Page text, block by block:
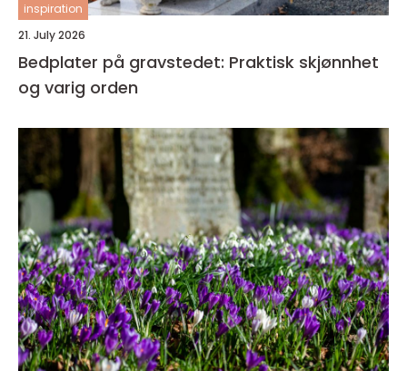
inspiration
21. July 2026
Bedplater på gravstedet: Praktisk skjønnhet
og varig orden